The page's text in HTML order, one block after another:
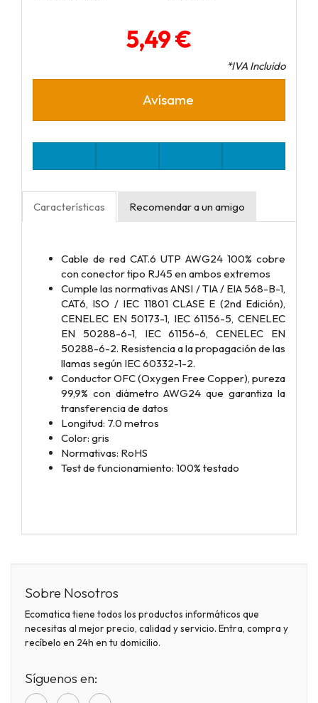
5,49 €
*IVA Incluido
Avísame
Características Recomendar a un amigo
Cable de red CAT.6 UTP AWG24 100% cobre
con conector tipo RJ45 en ambos extremos
Cumple las normativas ANSI / TIA / EIA 568-B-1,
CAT6, ISO / IEC 11801 CLASE E (2nd Edición),
CENELEC EN 50173-1, IEC 61156-5, CENELEC
EN 50288-6-1, IEC 61156-6, CENELEC EN
50288-6-2. Resistencia a la propagación de las
llamas según IEC 60332-1-2.
Conductor OFC (Oxygen Free Copper), pureza
99,9% con diámetro AWG24 que garantiza la
transferencia de datos
Longitud: 7.0 metros
Color: gris
Normativas: RoHS
Test de funcionamiento: 100% testado
Sobre Nosotros
Ecomatica tiene todos los productos informáticos que
necesitas al mejor precio, calidad y servicio. Entra, compra y
recíbelo en 24h en tu domicilio.
Síguenos en: